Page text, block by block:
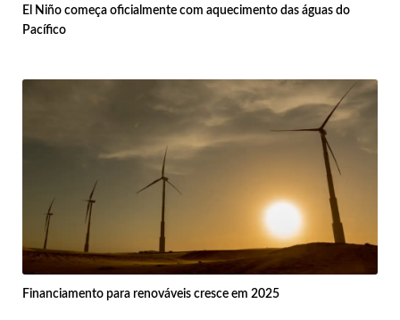
El Niño começa oficialmente com aquecimento das águas do
Pacífico
Financiamento para renováveis cresce em 2025